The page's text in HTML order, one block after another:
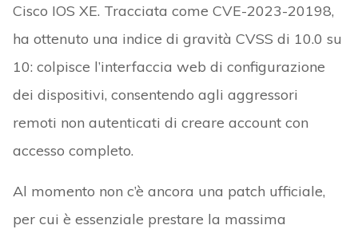
Cisco IOS XE. Tracciata come CVE-2023-20198,
ha ottenuto una indice di gravità CVSS di 10.0 su
10: colpisce l’interfaccia web di configurazione
dei dispositivi, consentendo agli aggressori
remoti non autenticati di creare account con
accesso completo.
Al momento non c’è ancora una patch ufficiale,
per cui è essenziale prestare la massima